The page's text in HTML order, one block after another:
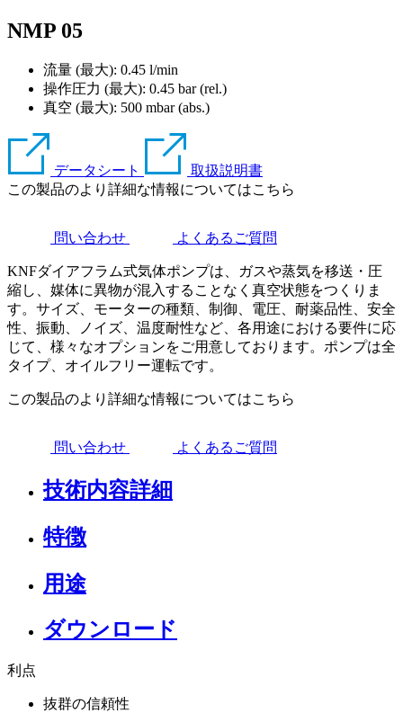
NMP 05
流量 (最大): 0.45 l/min
操作圧力 (最大): 0.45 bar (rel.)
真空 (最大): 500 mbar (abs.)
データシート
取扱説明書
この製品のより詳細な情報についてはこちら
問い合わせ よくあるご質問
KNFダイアフラム式気体ポンプは、ガスや蒸気を移送・圧
縮し、媒体に異物が混入することなく真空状態をつくりま
す。サイズ、モーターの種類、制御、電圧、耐薬品性、安全
性、振動、ノイズ、温度耐性など、各用途における要件に応
じて、様々なオプションをご用意しております。ポンプは全
タイプ、オイルフリー運転です。
この製品のより詳細な情報についてはこちら
問い合わせ よくあるご質問
技術内容詳細
特徴
用途
ダウンロード
利点
抜群の信頼性